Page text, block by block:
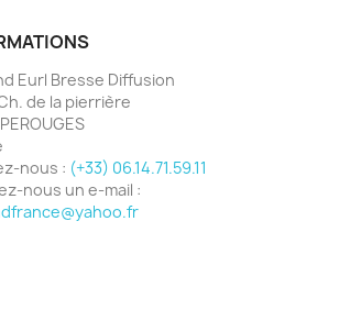
Eurl Bresse Diffusion
de la pierrière
nous : (+33) 06.14.71.59.11
nous un e-mail :